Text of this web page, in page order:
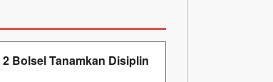
Bolsel Tanamkan Disiplin